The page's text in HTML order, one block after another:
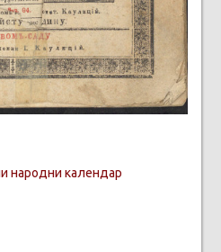
народни календар